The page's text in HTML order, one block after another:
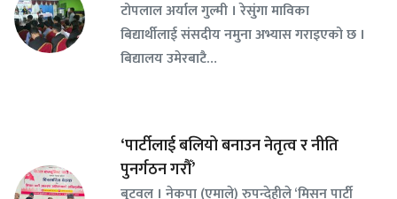
टोपलाल अर्याल गुल्मी । रेसुंगा माविका
बिद्यार्थीलाई संसदीय नमुना अभ्यास गराइएको छ ।
बिद्यालय उमेरबाटै…
‘पार्टीलाई बलियो बनाउन नेतृत्व र नीति
पुनर्गठन गरौँ’
बुटवल । नेकपा (एमाले) रुपन्देहीले ‘मिसन पार्टी